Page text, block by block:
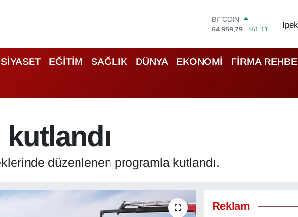
DOLAR
47,7436
%0.18
55,2510
%0.32
STERLİN
64,4811
%0.38
BİST100
SİYASET EĞİTİM SAĞLIK DÜNYA EKONOMİ FİRMA
düzenlenen programla kutlandı.
Reklam